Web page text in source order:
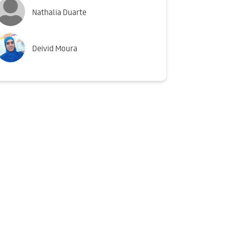
Nathalia Duarte
Deivid Moura